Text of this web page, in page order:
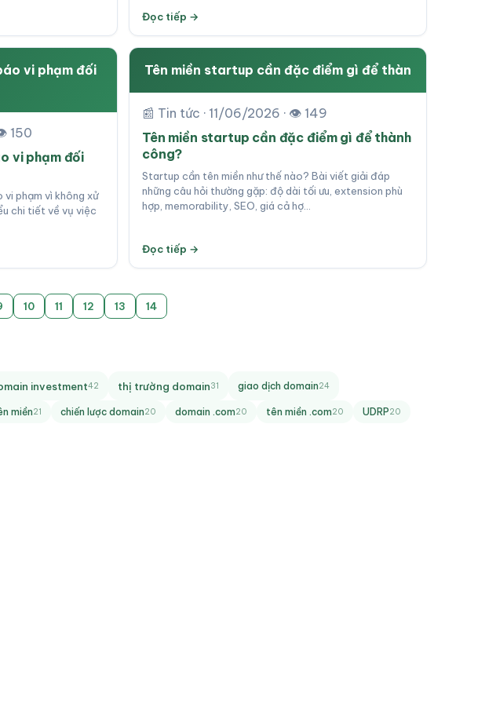
Đọc tiếp →
vi phạm đối
150
vi phạm đối
vi phạm vì không xử
chi tiết về vụ việc
Tên miền startup cần đặc điểm gì để thàn
📰 Tin tức · 11/06/2026 · 👁 149
Tên miền startup cần đặc điểm gì để thành
công?
Startup cần tên miền như thế nào? Bài viết giải đáp
những câu hỏi thường gặp: độ dài tối ưu, extension phù
hợp, memorability, SEO, giá cả hợ…
Đọc tiếp →
10 11 12 13 14
investment42 thị trường domain31 giao dịch domain24
miền21 chiến lược domain20 domain .com20 tên miền .com20 UDRP20